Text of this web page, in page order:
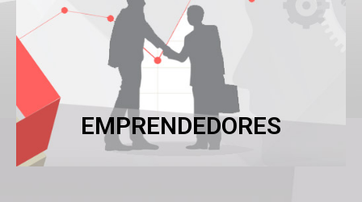
EMPRENDEDORES
EMPRENDEDORES
Si tienes una idea innovadora nosotros la
financiamos para su éxito.
Ver más